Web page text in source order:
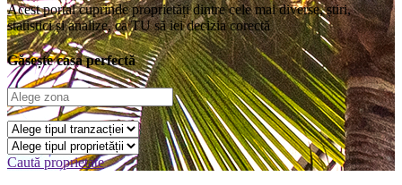
Acest portal cuprinde proprietăți dintre cele mai diverse, știri,
statistici și analize, ca TU să iei decizia corectă
Găsește casa perfectă
Caută proprietate